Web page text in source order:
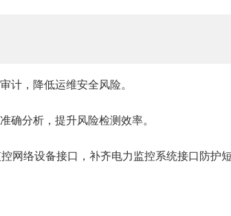
计，降低运维安全风险。
确分析，提升风险检测效率。
网络设备接口，补齐电力监控系统接口防护